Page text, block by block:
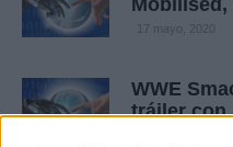
17 mayo, 2020
WWE
tráiler con